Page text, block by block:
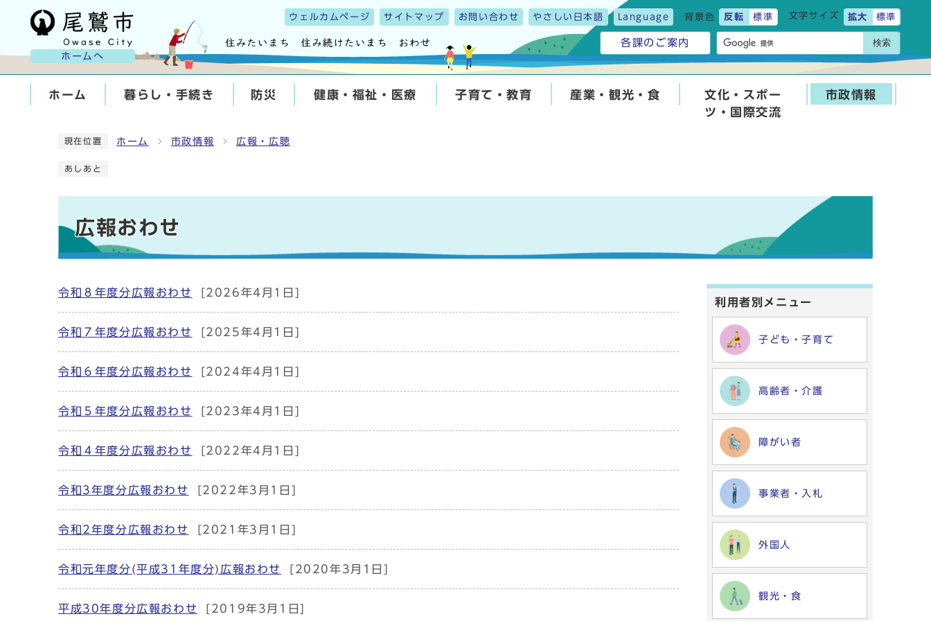
ホームへ
ウェルカムページ サイトマップ お問い合わせ やさしい日本語 Language 背景色 反転 標準 文字サイズ 拡大 標準
各課のご案内 検索
ホーム 暮らし・手続き 防災 健康・福祉・医療 子育て・教育 産業・観光・食
文化・スポー
ツ・国際交流
市政情報
現在位置 ホーム 市政情報 広報・広聴
あしあと
広報おわせ
令和８年度分広報おわせ [2026年4月1日]
令和７年度分広報おわせ [2025年4月1日]
令和６年度分広報おわせ [2024年4月1日]
令和５年度分広報おわせ [2023年4月1日]
令和４年度分広報おわせ [2022年4月1日]
令和3年度分広報おわせ [2022年3月1日]
令和2年度分広報おわせ [2021年3月1日]
令和元年度分(平成31年度分)広報おわせ [2020年3月1日]
平成30年度分広報おわせ [2019年3月1日]
利用者別メニュー
子ども・子育て
高齢者・介護
障がい者
事業者・入札
外国人
観光・食